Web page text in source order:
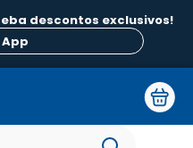
descontos exclusivos!